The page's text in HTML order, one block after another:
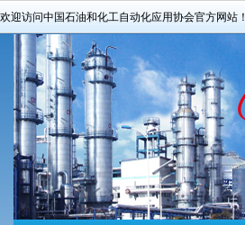
欢迎访问中国石油和化工自动化应用协会官方网站！